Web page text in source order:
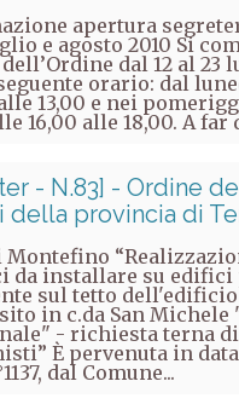
apertura
e agosto 2010 Si
dal 12 al 23
orario: dal
13,00 e nei
16,00 alle 18,00. A far
- N.83] - Ordine
della provincia di
Montefino
da installare su edifici
sul tetto
in c.da San Michele
- richiesta terna di
È pervenuta in data
dal Comune...